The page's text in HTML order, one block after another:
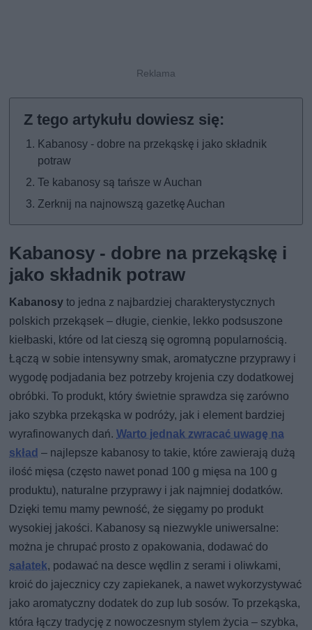
Kabanosy - dobre na przekąskę i jako składnik
potraw
Te kabanosy są tańsze w Auchan
Zerknij na najnowszą gazetkę Auchan
Kabanosy - dobre na przekąskę i
jako składnik potraw
Kabanosy to jedna z najbardziej charakterystycznych
polskich przekąsek – długie, cienkie, lekko podsuszone
kiełbaski, które od lat cieszą się ogromną popularnością.
Łączą w sobie intensywny smak, aromatyczne przyprawy i
wygodę podjadania bez potrzeby krojenia czy dodatkowej
obróbki. To produkt, który świetnie sprawdza się zarówno
jako szybka przekąska w podróży, jak i element bardziej
wyrafinowanych dań.Warto jednak zwracać uwagę na
skład – najlepsze kabanosy to takie, które zawierają dużą
ilość mięsa (często nawet ponad 100 g mięsa na 100 g
produktu), naturalne przyprawy i jak najmniej dodatków.
Dzięki temu mamy pewność, że sięgamy po produkt
wysokiej jakości. Kabanosy są niezwykle uniwersalne:
można je chrupać prosto z opakowania, dodawać do
sałatek, podawać na desce wędlin z serami i oliwkami,
kroić do jajecznicy czy zapiekanek, a nawet wykorzystywać
jako aromatyczny dodatek do zup lub sosów. To przekąska,
która łączy tradycję z nowoczesnym stylem życia – szybka,